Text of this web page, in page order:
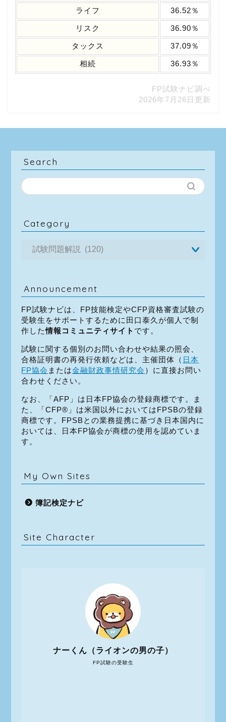
ライフ 36.52％
リスク 36.90％
タックス 37.09％
相続 36.93％
FP試験ナビ調べ
2026年7月26日更新
Search
Category
Announcement
FP試験ナビは、FP技能検定やCFP資格審査試験の
受験生をサポートするために田口泰久が個人で制
作した情報コミュニティサイト です。
試験に関する個別のお問い合わせや結果の照会、
合格証明書の再発行依頼などは、主催団体（ 日本
FP協会 または金融財政事情研究会 ）に直接お問い
合わせください。
なお、「AFP」は日本FP協会の登録商標です。ま
た、「CFP®」は米国以外においてはFPSBの登録
商標です。FPSBとの業務提携に基づき日本国内に
おいては、日本FP協会が商標の使用を認めていま
す。
My Own Sites
簿記検定ナビ
Site Character
FP試験の受験生
ナーくん（ライオンの男の子）